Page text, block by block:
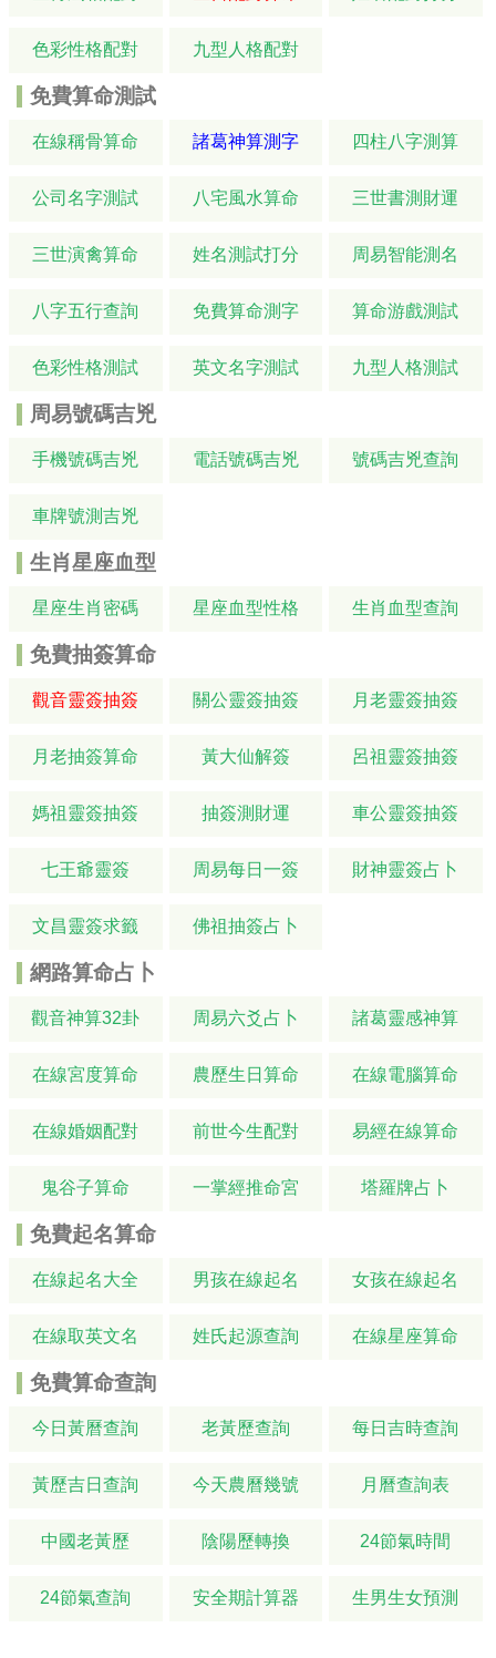
色彩性格配對 九型人格配對
免費算命測試
在線稱骨算命 諸葛神算測字 四柱八字測算
公司名字測試 八宅風水算命 三世書測財運
三世演禽算命 姓名測試打分 周易智能測名
八字五行查詢 免費算命測字 算命游戲測試
色彩性格測試 英文名字測試 九型人格測試
周易號碼吉兇
手機號碼吉兇 電話號碼吉兇 號碼吉兇查詢
車牌號測吉兇
生肖星座血型
星座生肖密碼 星座血型性格 生肖血型查詢
免費抽簽算命
觀音靈簽抽簽 關公靈簽抽簽 月老靈簽抽簽
月老抽簽算命 黃大仙解簽 呂祖靈簽抽簽
媽祖靈簽抽簽 抽簽測財運 車公靈簽抽簽
七王爺靈簽 周易每日一簽 財神靈簽占卜
文昌靈簽求籤 佛祖抽簽占卜
網路算命占卜
觀音神算32卦 周易六爻占卜 諸葛靈感神算
在線宮度算命 農歷生日算命 在線電腦算命
在線婚姻配對 前世今生配對 易經在線算命
鬼谷子算命 一掌經推命宮 塔羅牌占卜
免費起名算命
在線起名大全 男孩在線起名 女孩在線起名
在線取英文名 姓氏起源查詢 在線星座算命
免費算命查詢
今日黃曆查詢 老黃歷查詢 每日吉時查詢
黃歷吉日查詢 今天農曆幾號 月曆查詢表
中國老黃歷 陰陽歷轉換 24節氣時間
24節氣查詢 安全期計算器 生男生女預測